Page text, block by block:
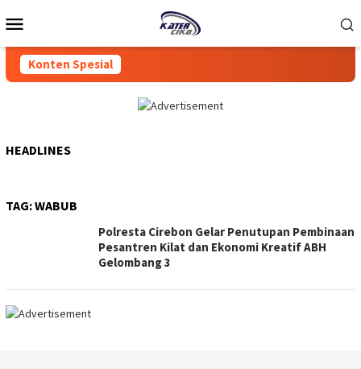
ke
Mobile
Konten Spesial
HEADLINES
TAG:WABUB
Polresta Cirebon Gelar Penutupan Pembinaan
Pesantren Kilat dan Ekonomi Kreatif ABH
Gelombang 3